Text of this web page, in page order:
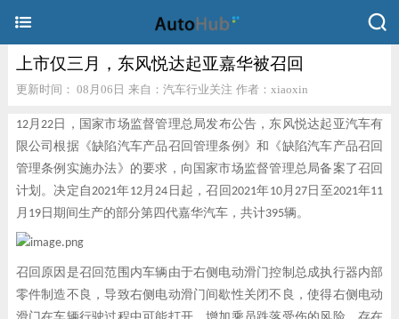
上市仅三月，东风悦达起亚嘉华被召回
更新时间： 08月06日 来自：汽车行业关注 作者：xiaoxin
12月22 日，国家市场监督管理总局发布公告，东风悦达起亚汽车有
限公司根据《缺陷汽车产品召回管理条例》和《缺陷汽车产品召回
管理条例实施办法》的要求，向国家市场监督管理总局备案了召回
计划。决定自2021年12月24日起，召回2021年10月27日至2021年11
月19日期间生产的部分第四代嘉华汽车，共计395辆。
召回原因是召回范围内车辆由于右侧电动滑门控制总成执行器内部
零件制造不良，导致右侧电动滑门间歇性关闭不良，使得右侧电动